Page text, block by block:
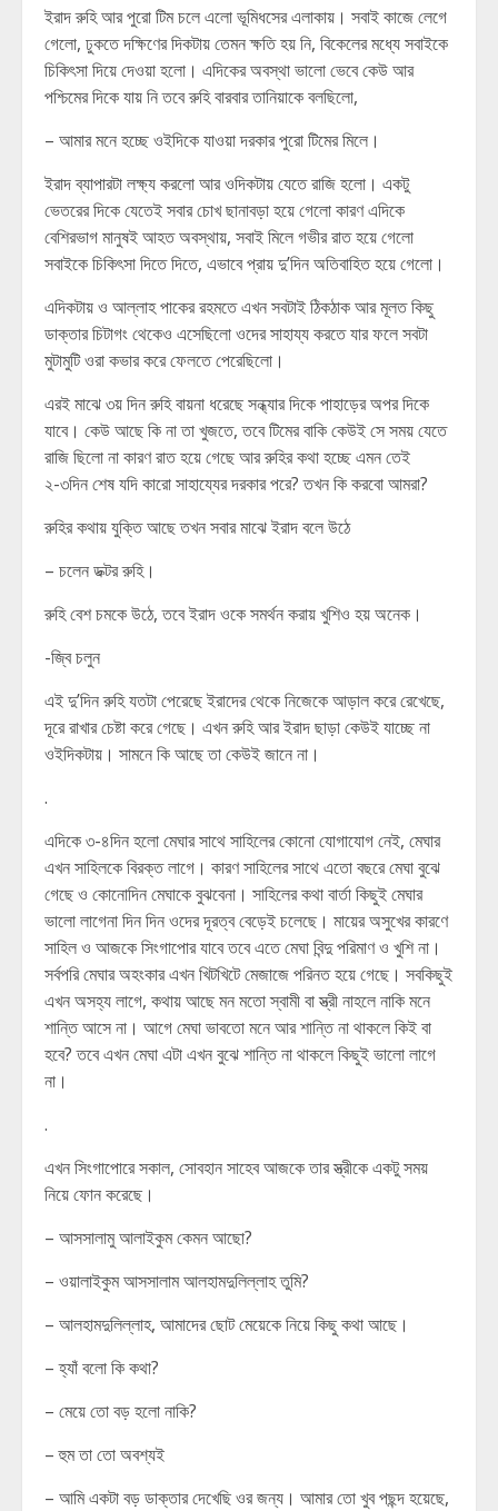
ইরাদ রুহি আর পুরো টিম চলে এলো ভূমিধসের এলাকায়। সবাই কাজে লেগে
গেলো, ঢুকতে দক্ষিণের দিকটায় তেমন ক্ষতি হয় নি, বিকেলের মধ্যে সবাইকে
চিকিৎসা দিয়ে দেওয়া হলো। এদিকের অবস্থা ভালো ভেবে কেউ আর
পশ্চিমের দিকে যায় নি তবে রুহি বারবার তানিয়াকে বলছিলো,
– আমার মনে হচ্ছে ওইদিকে যাওয়া দরকার পুরো টিমের মিলে।
ইরাদ ব্যাপারটা লক্ষ্য করলো আর ওদিকটায় যেতে রাজি হলো। একটু
ভেতরের দিকে যেতেই সবার চোখ ছানাবড়া হয়ে গেলো কারণ এদিকে
বেশিরভাগ মানুষই আহত অবস্থায়, সবাই মিলে গভীর রাত হয়ে গেলো
সবাইকে চিকিৎসা দিতে দিতে, এভাবে প্রায় দু’দিন অতিবাহিত হয়ে গেলো।
এদিকটায় ও আল্লাহ পাকের রহমতে এখন সবটাই ঠিকঠাক আর মূলত কিছু
ডাক্তার চিটাগং থেকেও এসেছিলো ওদের সাহায্য করতে যার ফলে সবটা
মুটামুটি ওরা কভার করে ফেলতে পেরেছিলো।
এরই মাঝে ৩য় দিন রুহি বায়না ধরেছে সন্ধ্যার দিকে পাহাড়ের অপর দিকে
যাবে। কেউ আছে কি না তা খুজতে, তবে টিমের বাকি কেউই সে সময় যেতে
রাজি ছিলো না কারণ রাত হয়ে গেছে আর রুহির কথা হচ্ছে এমন তেই
২-৩দিন শেষ যদি কারো সাহায্যের দরকার পরে? তখন কি করবো আমরা?
রুহির কথায় যুক্তি আছে তখন সবার মাঝে ইরাদ বলে উঠে
– চলেন ডক্টর রুহি।
রুহি বেশ চমকে উঠে, তবে ইরাদ ওকে সমর্থন করায় খুশিও হয় অনেক।
-জ্বি চলুন
এই দু’দিন রুহি যতটা পেরেছে ইরাদের থেকে নিজেকে আড়াল করে রেখেছে,
দূরে রাখার চেষ্টা করে গেছে। এখন রুহি আর ইরাদ ছাড়া কেউই যাচ্ছে না
ওইদিকটায়। সামনে কি আছে তা কেউই জানে না।
.
এদিকে ৩-৪দিন হলো মেঘার সাথে সাহিলের কোনো যোগাযোগ নেই, মেঘার
এখন সাহিলকে বিরক্ত লাগে। কারণ সাহিলের সাথে এতো বছরে মেঘা বুঝে
গেছে ও কোনোদিন মেঘাকে বুঝবেনা। সাহিলের কথা বার্তা কিছুই মেঘার
ভালো লাগেনা দিন দিন ওদের দূরত্ব বেড়েই চলেছে। মায়ের অসুখের কারণে
সাহিল ও আজকে সিংগাপোর যাবে তবে এতে মেঘা বিন্দু পরিমাণ ও খুশি না।
সর্বপরি মেঘার অহংকার এখন খিটখিটে মেজাজে পরিনত হয়ে গেছে। সবকিছুই
এখন অসহ্য লাগে, কথায় আছে মন মতো স্বামী বা স্ত্রী নাহলে নাকি মনে
শান্তি আসে না। আগে মেঘা ভাবতো মনে আর শান্তি না থাকলে কিই বা
হবে? তবে এখন মেঘা এটা এখন বুঝে শান্তি না থাকলে কিছুই ভালো লাগে
না।
.
এখন সিংগাপোরে সকাল, সোবহান সাহেব আজকে তার স্ত্রীকে একটু সময়
নিয়ে ফোন করেছে।
– আসসালামু আলাইকুম কেমন আছো?
– ওয়ালাইকুম আসসালাম আলহামদুলিল্লাহ তুমি?
– আলহামদুলিল্লাহ, আমাদের ছোট মেয়েকে নিয়ে কিছু কথা আছে।
– হ্যাঁ বলো কি কথা?
– মেয়ে তো বড় হলো নাকি?
– হুম তা তো অবশ্যই
– আমি একটা বড় ডাক্তার দেখেছি ওর জন্য। আমার তো খুব পছন্দ হয়েছে,